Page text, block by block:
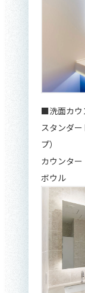
■洗面カウ
スタンダ
プ）
カウンタ
ボウル